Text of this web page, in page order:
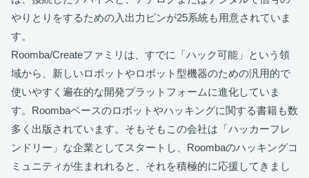
やりとりをするための入出力ピンが25系統も用意されていま
す。
Roomba/Createファミリは、すでに「ハック可能」という領
域から、新しいロボットやロボット型機器のための汎用的で
使いやすく遍在的な開発プラットフォームに進化していま
す。Roombaベースのロボットやハッキングに関する書籍も数
多く出版されています。そもそもこの会社は「ハッカーフレ
ンドリー」な企業としてスタートし、Roombaのハッキングコ
ミュニティが生まれれると、それを積極的に応援してきまし